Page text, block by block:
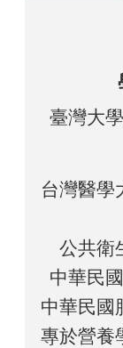
臺灣大
台灣醫學
公共衛
中華民
中華民國
專於營養